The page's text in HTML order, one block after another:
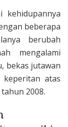
kehidupannya
beberapa
berubah
mengalami
bekas jutawan
atas
2008.